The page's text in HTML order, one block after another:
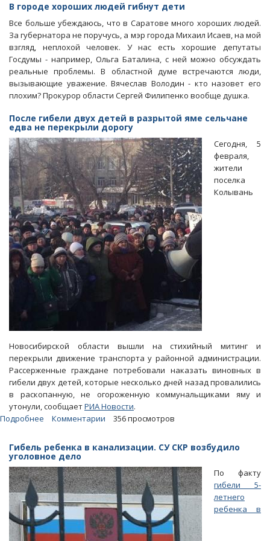
люки,
или
За
что
в
Саратове
отвечает
прокурор
В городе хороших людей гибнут дети
Все больше убеждаюсь, что в Саратове много хороших людей.
За губернатора не поручусь, а мэр города Михаил Исаев, на мой
взгляд, неплохой человек. У нас есть хорошие депутаты
Госдумы - например, Ольга Баталина, с ней можно обсуждать
реальные проблемы. В областной думе встречаются люди,
вызывающие уважение. Вячеслав Володин - кто назовет его
плохим? Прокурор области Сергей Филипенко вообще душка.
После гибели двух детей в разрытой яме сельчане
едва не перекрыли дорогу
Сегодня, 5
февраля,
жители
поселка
Колывань
Новосибирской области вышли на стихийный митинг и
перекрыли движение транспорта у районной администрации.
Рассерженные граждане потребовали наказать виновных в
гибели двух детей, которые несколько дней назад провалились
в раскопанную, не огороженную коммунальщиками яму и
утонули, сообщаетРИА Новости.
Подробнее
гибели
двух
детей
в
разрытой
яме
сельчане
едва
Комментарии 356 просмотров
Гибель ребенка в канализации. СУ СКР возбудило
уголовное дело
По факту
гибели 5-
летнего
ребенка в